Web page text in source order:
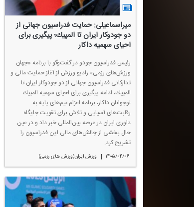
میراسماعیلی: حمایت فدراسیون جهانی از
دو جودوكار ایران تا المپیك؛ پیگیری برای
احیای سهمیه داكار
رئیس فدراسیون جودو در گفت‌وگو با برنامه «جهان
ورزش‌های رزمی» رادیو ورزش از آغاز حمایت مالی و
تداركاتی فدراسیون جهانی از دو جودوكار ایران تا
المپیك، ادامه پیگیری برای احیای سهمیه المپیك
نوجوانان داكار، برنامه اعزام تیم‌های پایه به
رقابت‌های آسیایی و تلاش برای تقویت جایگاه
داوری ایران در عرصه بین‌المللی خبر داد و در عین
حال بخشی از چالش‌های مالی این فدراسیون را
تشریح كرد.
۱۴۰۵/۰۴/۰۶ | ورزش ایران(ورزش های رزمی)